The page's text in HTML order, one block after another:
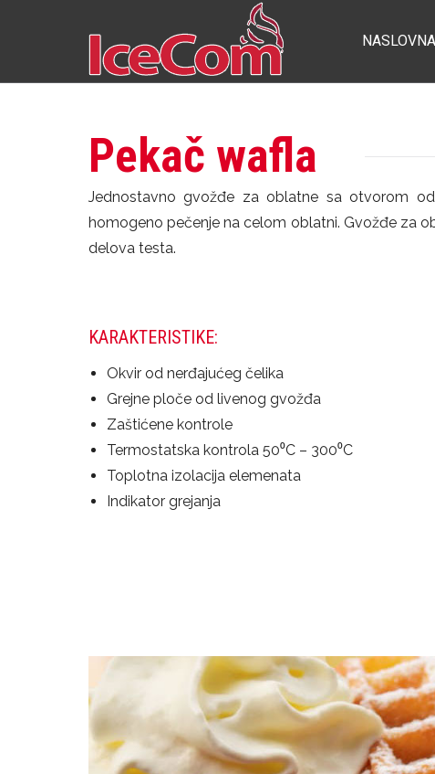
NASLOVNA
Pekač wafla
Jednostavno gvožđe za oblatne sa otvorom
homogeno pečenje na celom oblatni. Gvožđe za
delova testa.
KARAKTERISTIKE:
Okvir od nerđajućeg čelika
Grejne ploče od livenog gvožđa
Zaštićene kontrole
Termostatska kontrola 50⁰C – 300⁰C
Toplotna izolacija elemenata
Indikator grejanja